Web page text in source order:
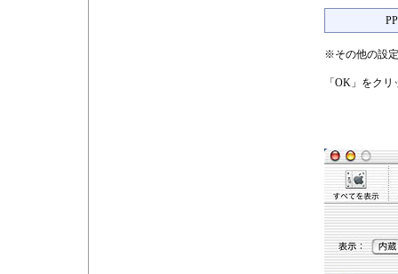
※その他の設
「OK」をク